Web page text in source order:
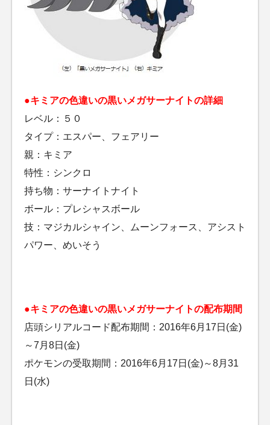
●キミアの色違いの黒いメガサーナイトの詳細
レベル：５０
タイプ：エスパー、フェアリー
親：キミア
特性：シンクロ
持ち物：サーナイトナイト
ボール：プレシャスボール
技：マジカルシャイン、ムーンフォース、アシスト
パワー、めいそう
●キミアの色違いの黒いメガサーナイトの配布期間
店頭シリアルコード配布期間：2016年6月17日(金)
～7月8日(金)
ポケモンの受取期間：2016年6月17日(金)～8月31
日(水)